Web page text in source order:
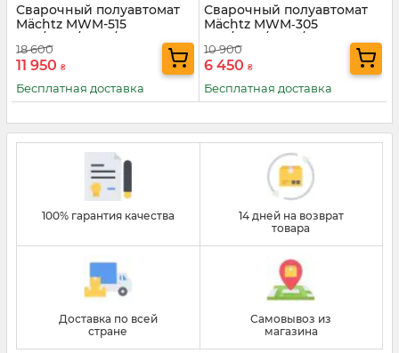
Сварочный полуавтомат
Mächtz MWM-515
MIG/MAG/MMA/TIG
18 600
11 950 ₴
Бесплатная доставка
Сварочный полуавтомат
Mächtz MWM‑305
MIG/MAG/MMA/TIG
10 900
6 450 ₴
Бесплатная доставка
100% гарантия качества
14 дней на возврат
товара
Доставка по всей
стране
Самовывоз из
магазина